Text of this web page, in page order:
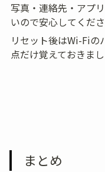
写真・連絡先・アプ
いので安心してくださ
リセット後はWi-Fiの
点だけ覚えておきまし
まとめ